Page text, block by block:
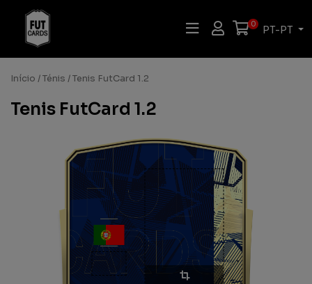
0 PT-PT
Início /Ténis / Tenis FutCard 1.2
Tenis FutCard 1.2